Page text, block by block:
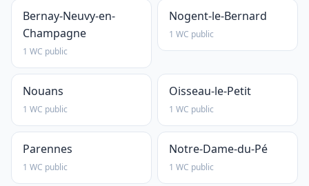
Bernay-Neuvy-en-
Champagne
1 WC public
Nogent-le-Bernard
1 WC public
Nouans
1 WC public
Oisseau-le-Petit
1 WC public
Parennes
1 WC public
Notre-Dame-du-Pé
1 WC public